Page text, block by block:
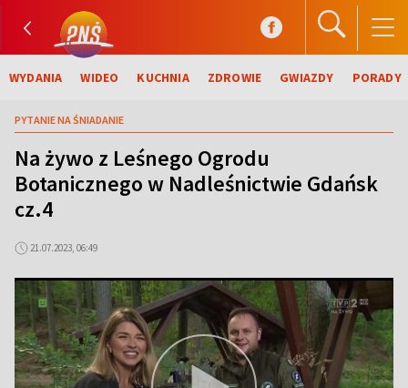
WYDANIA WIDEO KUCHNIA ZDROWIE GWIAZDY PORADY
PYTANIE NA ŚNIADANIE
Na żywo z Leśnego Ogrodu
Botanicznego w Nadleśnictwie Gdańsk
cz.4
21.07.2023, 06:49